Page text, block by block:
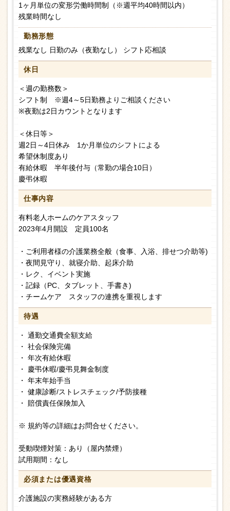
1ヶ月単位の変形労働時間制（※週平均40時間以内）
残業時間なし
勤務形態
残業なし 日勤のみ（夜勤なし） シフト応相談
休日
＜週の勤務数＞
シフト制 ※週4～5日勤務よりご相談ください
※夜勤は2日カウントとなります
＜休日等＞
週2日～4日休み 1か月単位のシフトによる
希望休制度あり
有給休暇 半年後付与（常勤の場合10日）
慶弔休暇
仕事内容
有料老人ホームのケアスタッフ
2023年4月開設 定員100名
・ご利用者様の介護業務全般（食事、入浴、排せつ介助等)
・夜間見守り、就寝介助、起床介助
・レク、イベント実施
・記録（PC、タブレット、手書き)
・チームケア スタッフの連携を重視します
待遇
・ 通勤交通費全額支給
・ 社会保険完備
・ 年次有給休暇
・ 慶弔休暇/慶弔見舞金制度
・ 年末年始手当
・ 健康診断/ストレスチェック/予防接種
・ 賠償責任保険加入
※ 規約等の詳細はお問合せください。
受動喫煙対策：あり（屋内禁煙）
試用期間：なし
必須または優遇資格
介護施設の実務経験がある方